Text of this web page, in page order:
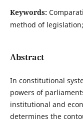
Keywords:
method of
Abstract
In constitutional
powers of
institutional and
determines the